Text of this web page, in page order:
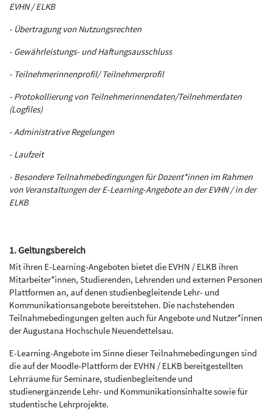
EVHN / ELKB
- Übertragung von Nutzungsrechten
- Gewährleistungs- und Haftungsausschluss
- Teilnehmerinnenprofil/ Teilnehmerprofil
- Protokollierung von Teilnehmerinnendaten/Teilnehmerdaten
(Logfiles)
- Administrative Regelungen
- Laufzeit
- Besondere Teilnahmebedingungen für Dozent*innen im Rahmen
von Veranstaltungen der E-Learning-Angebote an der EVHN / in der
ELKB
1. Geltungsbereich
Mit ihren E-Learning-Angeboten bietet die EVHN / ELKB ihren
Mitarbeiter*innen, Studierenden, Lehrenden und externen Personen
Plattformen an, auf denen studienbegleitende Lehr- und
Kommunikationsangebote bereitstehen. Die nachstehenden
Teilnahmebedingungen gelten auch für Angebote und Nutzer*innen
der Augustana Hochschule Neuendettelsau.
E-Learning-Angebote im Sinne dieser Teilnahmebedingungen sind
die auf der Moodle-Plattform der EVHN / ELKB bereitgestellten
Lehrräume für Seminare, studienbegleitende und
studienergänzende Lehr- und Kommunikationsinhalte sowie für
studentische Lehrprojekte.